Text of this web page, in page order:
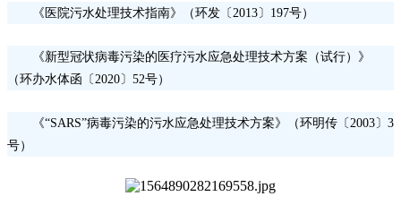
《医院污水处理技术指南》（环发〔 2013〕197号）
《新型冠状病毒污染的医疗污水应急处理技术方案（试行）》
（环办水体函〔 2020〕52号）
《“SARS”病毒污染的污水应急处理技术方案》（环明传〔2003〕3
号）